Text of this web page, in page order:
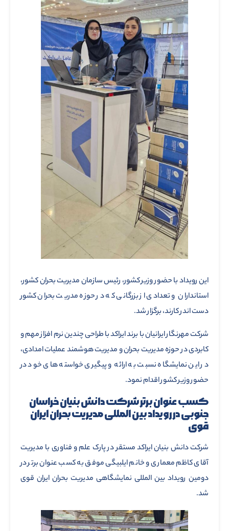
این رویداد با حضور وزیر کشور، رئیس سازمان مدیریت بحران کشور،
استانداران و تعدادی از بزرگانی که در حوزه مدریت بحران کشور
دست اندر کارند، برگزار شد.
شرکت مهرنگار ایرانیان با برند ایراکد با طراحی چندین نرم افزاز مهم و
کابردی در حوزه مدیریت بحران و مدیریت هوشمند عملیات امدادی،
در این نمایشگاه نسبت به ارائه و پیگیری خواسته ‌های خود در
حضور وزیر کشور اقدام نمود.
کسب عنوان برتر شرکت دانش بنیان خراسان
جنوبی در رویداد بین المللی مدیریت بحران ایران
قوی
شرکت دانش بنیان ایراکد مستقر در پارک علم و فناوری با مدیریت
آقای کاظم معماری و خانم ایلبیگی موفق به کسب عنوان برتر در
دومین رویداد بین المللی نمایشگاهی مدیریت بحران ایران قوی
شد.